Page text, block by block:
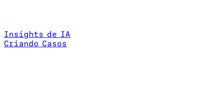
Insights de IA
Criando Casos